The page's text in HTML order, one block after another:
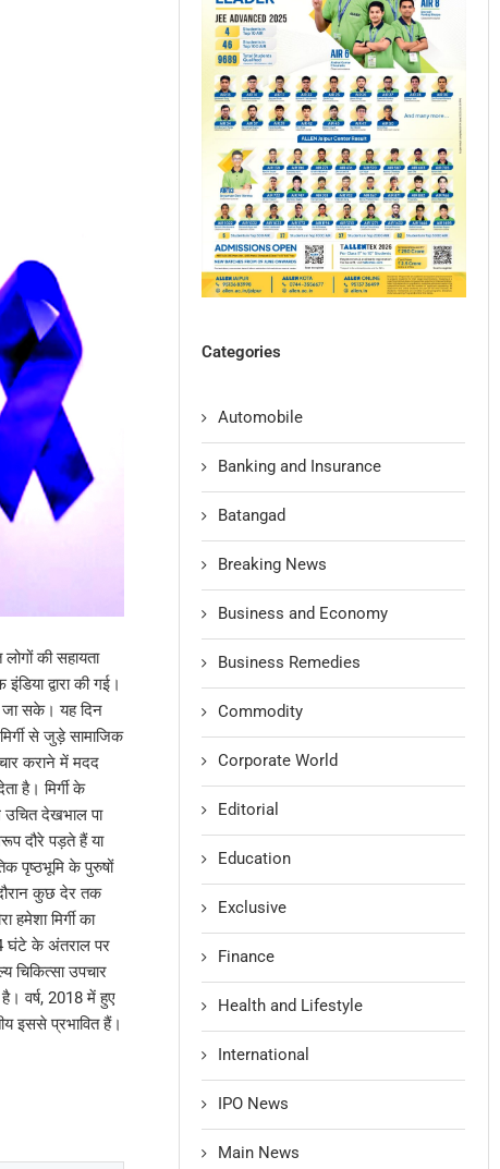
की सहायता
द्वारा की गई।
जा सके। यह दिन
से जुड़े सामाजिक
कराने में मदद
है। मिर्गी के
उचित देखभाल पा
दौरे पड़ते हैं या
पृष्ठभूमि के पुरुषों
कुछ देर तक
मिर्गी का
घंटे के अंतराल पर
चिकित्सा उपचार
वर्ष, 2018 में हुए
इससे प्रभावित हैं।
Categories
Automobile
Banking and Insurance
Batangad
Breaking News
Business and Economy
Business Remedies
Commodity
Corporate World
Editorial
Education
Exclusive
Finance
Health and Lifestyle
International
IPO News
Main News